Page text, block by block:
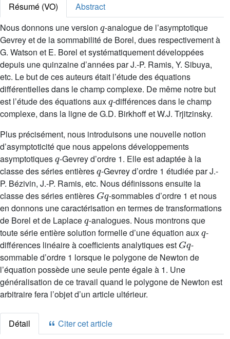
Résumé (VO)
Abstract
Nous donnons une version
q
-analogue de l’asymptotique
Gevrey et de la sommabilité de Borel, dues respectivement à
G. Watson et E. Borel et systématiquement développées
depuis une quinzaine d’années par J.-P. Ramis, Y. Sibuya,
etc. Le but de ces auteurs était l’étude des équations
différentielles dans le champ complexe. De même notre but
est l’étude des équations aux
q
-différences dans le champ
complexe, dans la ligne de G.D. Birkhoff et W.J. Trjitzinsky.
Plus précisément, nous introduisons une nouvelle notion
d’asymptoticité que nous appelons développements
asymptotiques
q
-Gevrey d’ordre 1. Elle est adaptée à la
classe des séries entières
q
-Gevrey d’ordre 1 étudiée par J.-
P. Bézivin, J.-P. Ramis, etc. Nous définissons ensuite la
classe des séries entières
Gq
-sommables d’ordre 1 et nous
en donnons une caractérisation en termes de transformations
de Borel et de Laplace
q
-analogues. Nous montrons que
toute série entière solution formelle d’une équation aux
q
-
différences linéaire à coefficients analytiques est
Gq
-
sommable d’ordre 1 lorsque le polygone de Newton de
l’équation possède une seule pente égale à 1. Une
généralisation de ce travail quand le polygone de Newton est
arbitraire fera l’objet d’un article ultérieur.
Détail Citer cet article